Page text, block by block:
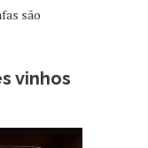
são
vinhos